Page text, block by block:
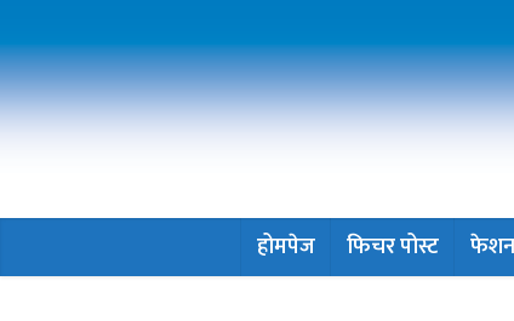
होमपेज फिचर पोस्ट फेशन